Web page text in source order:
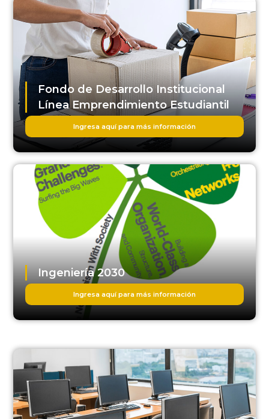
Fondo de Desarrollo Institucional
Línea Emprendimiento Estudiantil
Ingresa aquí para más información
Ingeniería 2030
Ingresa aquí para más información